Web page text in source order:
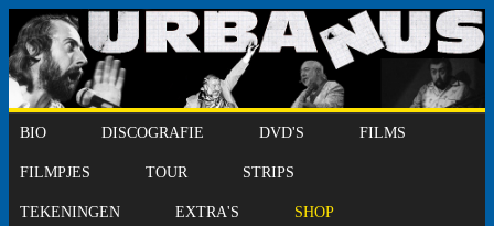
BIO DISCOGRAFIE DVD'S FILMS
FILMPJES TOUR STRIPS
TEKENINGEN EXTRA'S SHOP